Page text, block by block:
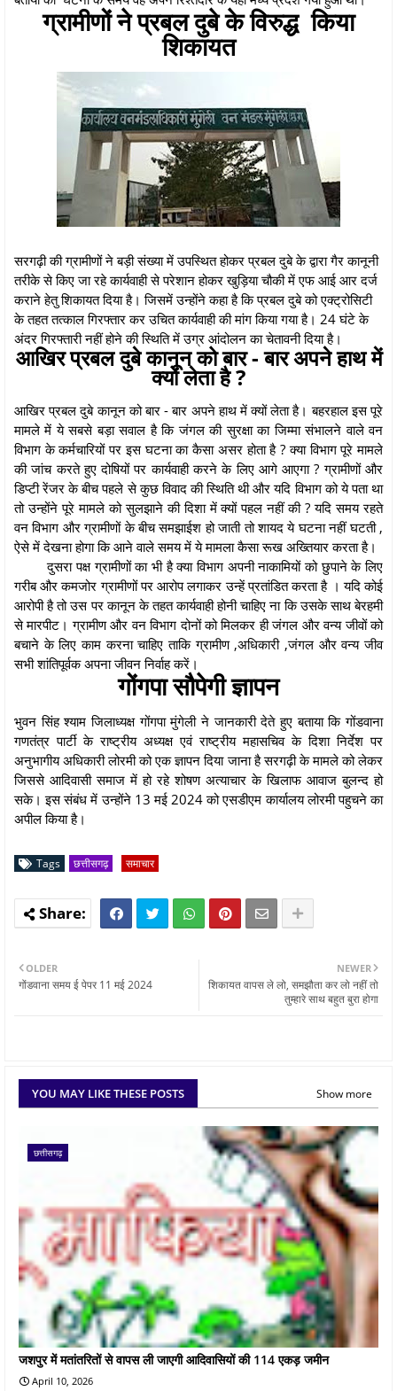
ग्रामीणों ने प्रबल दुबे के विरुद्ध किया
शिकायत
सरगढ़ी की ग्रामीणों ने बड़ी संख्या में उपस्थित होकर प्रबल दुबे के द्वारा गैर कानूनी
तरीके से किए जा रहे कार्यवाही से परेशान होकर खुड़िया चौकी में एफ आई आर दर्ज
कराने हेतु शिकायत दिया है। जिसमें उन्होंने कहा है कि प्रबल दुबे को एक्ट्रोसिटी
के तहत तत्काल गिरफ्तार कर उचित कार्यवाही की मांग किया गया है। 24 घंटे के
अंदर गिरफ्तारी नहीं होने की स्थिति में उग्र आंदोलन का चेतावनी दिया है।
आखिर प्रबल दुबे कानून को बार - बार अपने हाथ में
क्यों लेता है ?
आखिर प्रबल दुबे कानून को बार - बार अपने हाथ में क्यों लेता है। बहरहाल इस पूरे
मामले में ये सबसे बड़ा सवाल है कि जंगल की सुरक्षा का जिम्मा संभालने वाले वन
विभाग के कर्मचारियों पर इस घटना का कैसा असर होता है ? क्या विभाग पूरे मामले
की जांच करते हुए दोषियों पर कार्यवाही करने के लिए आगे आएगा ? ग्रामीणों और
डिप्टी रेंजर के बीच पहले से कुछ विवाद की स्थिति थी और यदि विभाग को ये पता था
तो उन्होंने पूरे मामले को सुलझाने की दिशा में क्यों पहल नहीं की ? यदि समय रहते
वन विभाग और ग्रामीणों के बीच समझाईश हो जाती तो शायद ये घटना नहीं घटती ,
ऐसे में देखना होगा कि आने वाले समय में ये मामला कैसा रूख अख्तियार करता है।
दुसरा पक्ष ग्रामीणों का भी है क्या विभाग अपनी नाकामियों को छुपाने के लिए
गरीब और कमजोर ग्रामीणों पर आरोप लगाकर उन्हें प्रतांडित करता है । यदि कोई
आरोपी है तो उस पर कानून के तहत कार्यवाही होनी चाहिए ना कि उसके साथ बेरहमी
से मारपीट। ग्रामीण और वन विभाग दोनों को मिलकर ही जंगल और वन्य जीवों को
बचाने के लिए काम करना चाहिए ताकि ग्रामीण ,अधिकारी ,जंगल और वन्य जीव
सभी शांतिपूर्वक अपना जीवन निर्वाह करें।
गोंगपा सौपेगी ज्ञापन
भुवन सिंह श्याम जिलाध्यक्ष गोंगपा मुंगेली ने जानकारी देते हुए बताया कि गोंडवाना
गणतंत्र पार्टी के राष्ट्रीय अध्यक्ष एवं राष्ट्रीय महासचिव के दिशा निर्देश पर
अनुभागीय अधिकारी लोरमी को एक ज्ञापन दिया जाना है सरगढ़ी के मामले को लेकर
जिससे आदिवासी समाज में हो रहे शोषण अत्याचार के खिलाफ आवाज बुलन्द हो
सके। इस संबंध में उन्होंने 13 मई 2024 को एसडीएम कार्यालय लोरमी पहुचने का
अपील किया है।
Tags छत्तीसगढ़ समाचार
NEWER
शिकायत वापस ले लो, समझौता कर लो नहीं तो
तुम्हारे साथ बहुत बुरा होगा
OLDER
गोंडवाना समय ई पेपर 11 मई 2024
YOU MAY LIKE THESE POSTS Show more
छत्तीसगढ़
जशपुर में मतांतरितों से वापस ली जाएगी आदिवासियों की 114 एकड़ जमीन
April 10, 2026